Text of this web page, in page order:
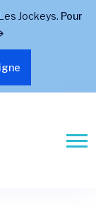
Jockeys. Pour